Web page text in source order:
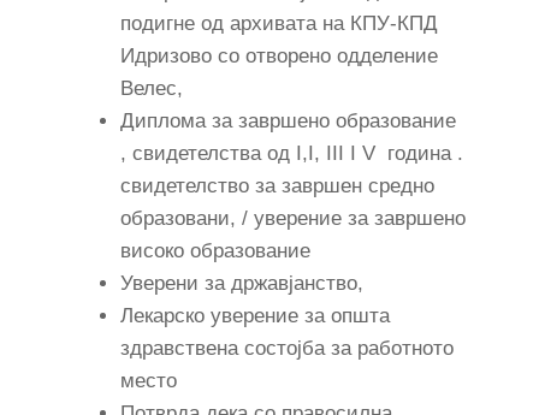
подигне од архивата на КПУ-КПД
Идризово со отворено одделение
Велес,
Диплома за завршено образование
, свидетелства од I,I, III I V година .
свидетелство за завршен средно
образовани, / уверение за завршено
високо образование
Уверени за државјанство,
Лекарско уверение за општа
здравствена состојба за работното
место